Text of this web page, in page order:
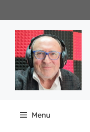
al
contenuto
Menu